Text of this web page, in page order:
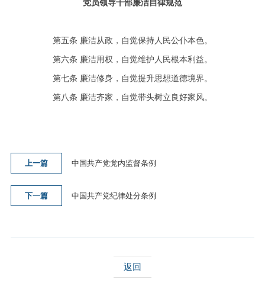
党员领导干部廉洁自律规范
第五条 廉洁从政，自觉保持人民公仆本色。
第六条 廉洁用权，自觉维护人民根本利益。
第七条 廉洁修身，自觉提升思想道德境界。
第八条 廉洁齐家，自觉带头树立良好家风。
上一篇 中国共产党党内监督条例
下一篇 中国共产党纪律处分条例
返回